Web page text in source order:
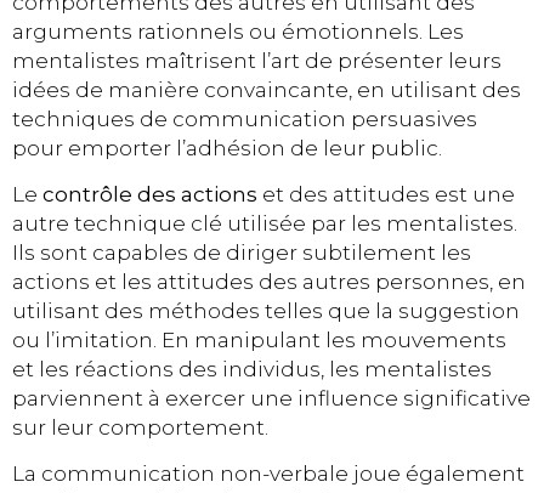
arguments rationnels ou émotionnels. Les
mentalistes maîtrisent l’art de présenter leurs
idées de manière convaincante, en utilisant des
techniques de communication persuasives
pour emporter l’adhésion de leur public.
Le contrôle des actions et des attitudes est une
autre technique clé utilisée par les mentalistes.
Ils sont capables de diriger subtilement les
actions et les attitudes des autres personnes, en
utilisant des méthodes telles que la suggestion
ou l’imitation. En manipulant les mouvements
et les réactions des individus, les mentalistes
parviennent à exercer une influence significative
sur leur comportement.
La communication non-verbale joue également